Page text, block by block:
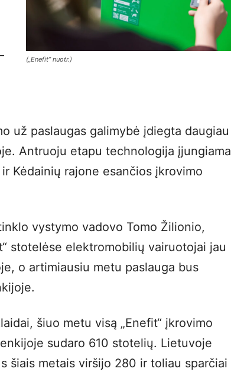
(„Enefit” nuotr.)
už paslaugas galimybė įdiegta daugiau
Antruoju etapu technologija įjungiama
Kėdainių rajone esančios įkrovimo
vystymo vadovo Tomo Žilionio,
stotelėse elektromobilių vairuotojai jau
o artimiausiu metu paslauga bus
šiuo metu visą „Enefit“ įkrovimo
sudaro 610 stotelių. Lietuvoje
šiais metais viršijo 280 ir toliau sparčiai